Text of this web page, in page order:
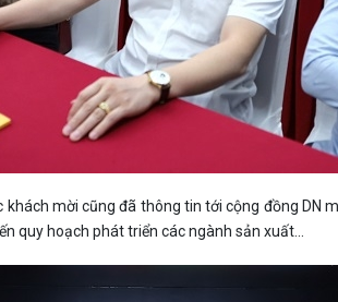
khách mời cũng đã thông tin tới cộng đồng DN
quy hoạch phát triển các ngành sản xuất...